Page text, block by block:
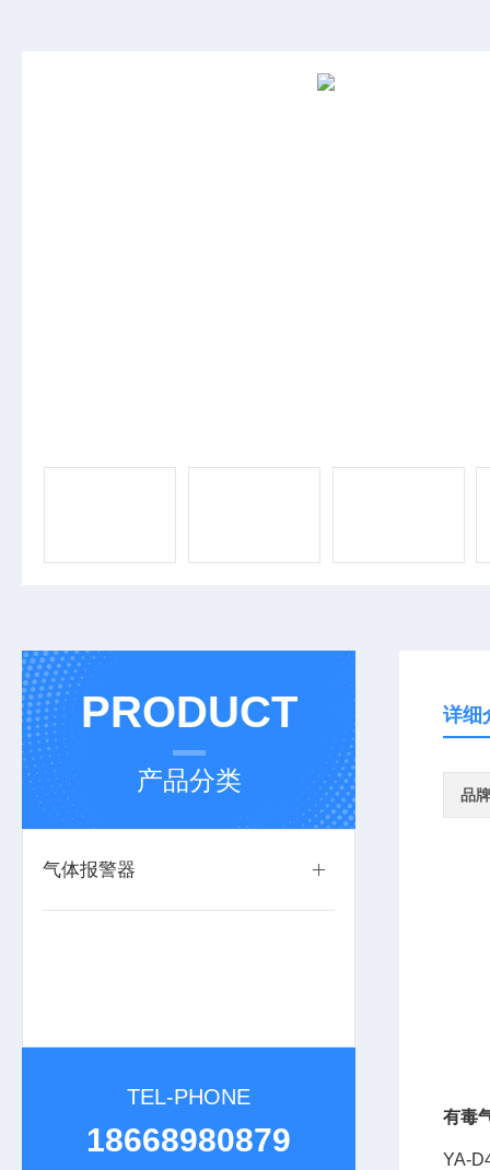
PRODUCT
产品分类
气体报警器
TEL-PHONE
18668980879
详细
品牌
有毒
YA-